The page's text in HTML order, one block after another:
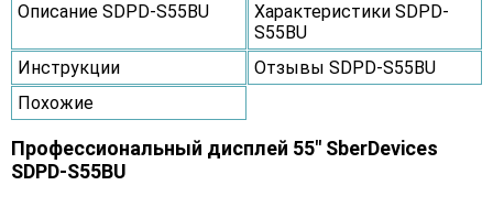
Описание SDPD-S55BU
Характеристики SDPD-
S55BU
Инструкции
Отзывы SDPD-S55BU
Похожие
Профессиональный дисплей 55" SberDevices
SDPD-S55BU